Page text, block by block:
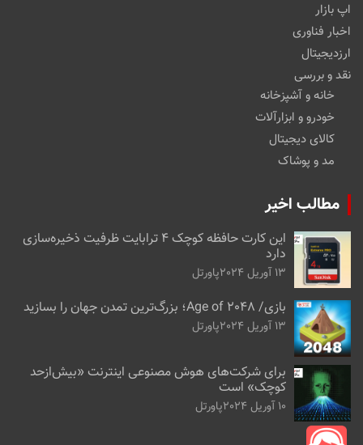
اپ بازار
اخبار فناوری
ارزدیجیتال
نقد و بررسی
خانه و آشپزخانه
خودرو و ابزارآلات
کالای دیجیتال
مد و پوشاک
مطالب اخیر
این کارت حافظه کوچک ۴ ترابایت ظرفیت ذخیره‌سازی
دارد
13 آوریل 2024 پاورتل
بازی/ Age of 2048؛ بزرگ‌ترین تمدن جهان را بسازید
13 آوریل 2024 پاورتل
برای شرکت‌های هوش مصنوعی اینترنت «بیش‌از‌حد
کوچک» است
10 آوریل 2024 پاورتل